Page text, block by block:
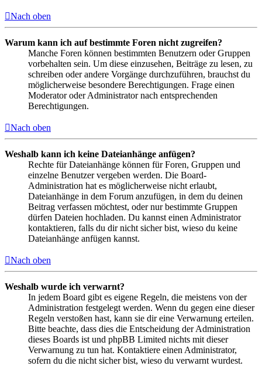
Nach oben
Warum kann ich auf bestimmte Foren nicht zugreifen?
Manche Foren können bestimmten Benutzern oder Gruppen
vorbehalten sein. Um diese einzusehen, Beiträge zu lesen, zu
schreiben oder andere Vorgänge durchzuführen, brauchst du
möglicherweise besondere Berechtigungen. Frage einen
Moderator oder Administrator nach entsprechenden
Berechtigungen.
Nach oben
Weshalb kann ich keine Dateianhänge anfügen?
Rechte für Dateianhänge können für Foren, Gruppen und
einzelne Benutzer vergeben werden. Die Board-
Administration hat es möglicherweise nicht erlaubt,
Dateianhänge in dem Forum anzufügen, in dem du deinen
Beitrag verfassen möchtest, oder nur bestimmte Gruppen
dürfen Dateien hochladen. Du kannst einen Administrator
kontaktieren, falls du dir nicht sicher bist, wieso du keine
Dateianhänge anfügen kannst.
Nach oben
Weshalb wurde ich verwarnt?
In jedem Board gibt es eigene Regeln, die meistens von der
Administration festgelegt werden. Wenn du gegen eine dieser
Regeln verstoßen hast, kann sie dir eine Verwarnung erteilen.
Bitte beachte, dass dies die Entscheidung der Administration
dieses Boards ist und phpBB Limited nichts mit dieser
Verwarnung zu tun hat. Kontaktiere einen Administrator,
sofern du die nicht sicher bist, wieso du verwarnt wurdest.